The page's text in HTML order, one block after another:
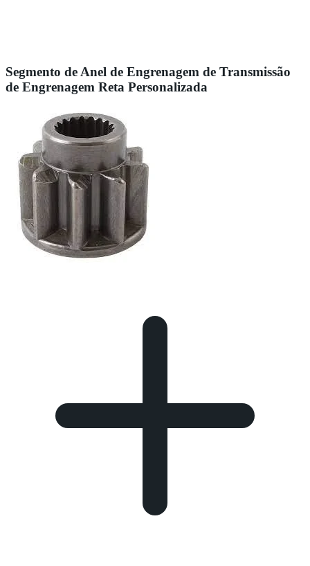
Segmento de Anel de Engrenagem de Transmissão
de Engrenagem Reta Personalizada